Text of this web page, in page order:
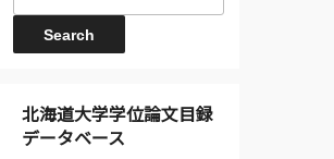
北海道大学学位論文目録
データベース